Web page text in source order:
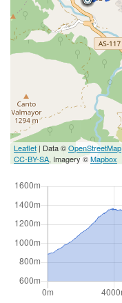
Leaflet | Data ©OpenStreetMap
CC-BY-SA, Imagery ©Mapbox